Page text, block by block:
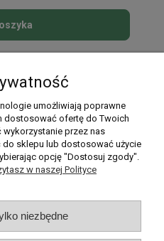
konto
i dostawa
umożliwiają poprawne
dostosować ofertę do Twoich
przez nas
sklepu lub dostosować użycie
opcję "Dostosuj zgody".
w naszej Polityce
niezbędne